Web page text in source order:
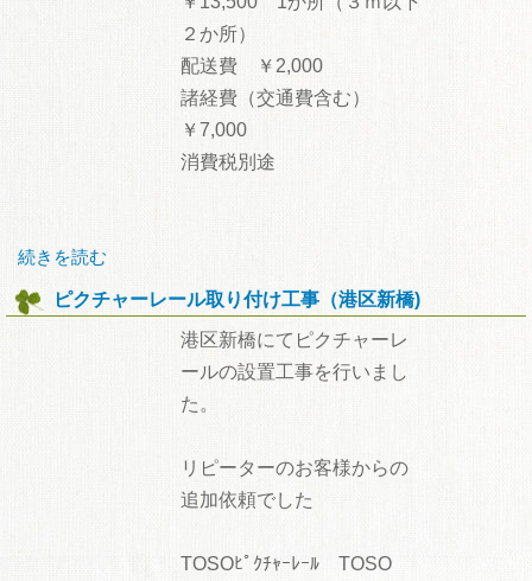
２か所）
配送費 ￥2,000
諸経費（交通費含む）
￥7,000
消費税別途
続きを読む
ピクチャーレール取り付け工事（港区新橋)
港区新橋にてピクチャーレ
ールの設置工事を行いまし
た。
リピーターのお客様からの
追加依頼でした
TOSOﾋﾟｸﾁｬｰﾚｰﾙ TOSO